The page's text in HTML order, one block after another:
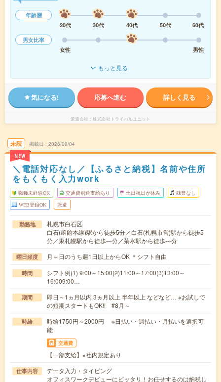
年齢層
20代
30代 40代 50代
60代
男女比率
女性
男性
もっと見る
気になる! 応募へ進む 詳しく見る
派遣会社 株式会社トライバルユニット
未読
NEW
掲載日 2026/08/04
＼電話対応なし／【ふるさと納税】名前や住所
をもくもく入力work
職種未経験OK 交通費別途支給あり 土日祝日が休み 残業なし
WEB登録OK 派遣
勤務地
札幌市白石区
白石(函館本線)駅から徒歩5分／白石(札幌市営)駅から徒歩5
分／東札幌駅から徒歩---分／菊水駅から徒歩---分
曜日頻度 月～日のうち週1日以上からOK ＊シフト自由
時間
シフト例(1) 9:00～15:00(2)11:00～17:00(3)13:00～
16:009:00…
期間
即日～1ヵ月以内 3ヵ月以上 半年以上 などなど… ※お試しで
の短期スタートもOK!! #8月～
時給
時給1750円～2000円 ※日払い・週払い・月払いを選択可
能
交通費
【一部支給】※社内規定あり
仕事内容
データ入力・タイピング
オフィスワークデビューにピッタリ！お任せするのは納税し